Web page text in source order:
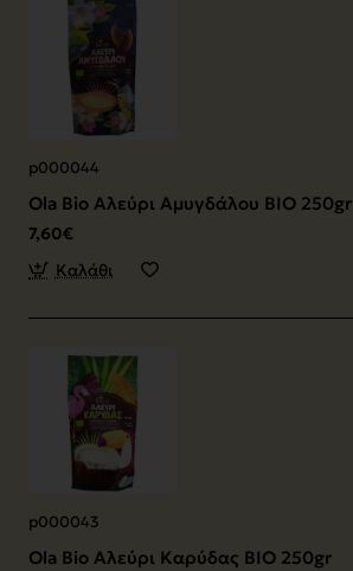
p000044
Ola Bio Αλεύρι Αμυγδάλου ΒΙΟ 250gr
7,60€
Καλάθι
p000043
Ola Bio Αλεύρι Καρύδας ΒΙΟ 250gr